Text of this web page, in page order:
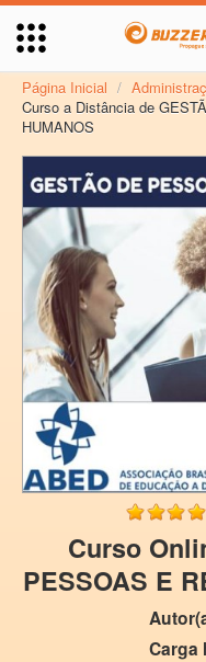
Página Inicial /
Curso a Distância de
HUMANOS
Curso
PESSOAS E
Carga